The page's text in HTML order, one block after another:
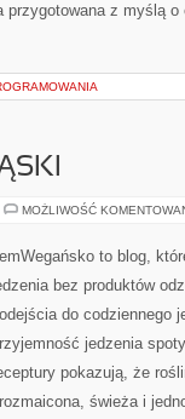
przygotowana z myślą
MOŻLIWOŚĆ
to blog,
bez produktów
do codziennego
jedzenia
pokazują, że
świeża i